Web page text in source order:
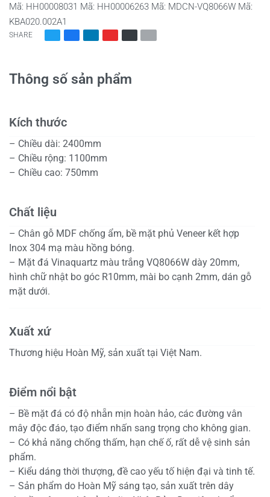
Mã: HH00008031 Mã: HH00006263 Mã: MDCN-VQ8066W Mã:
KBA020.002A1
SHARE
Thông số sản phẩm
Kích thước
– Chiều dài: 2400mm
– Chiều rộng: 1100mm
– Chiều cao: 750mm
Chất liệu
– Chân gỗ MDF chống ẩm, bề mặt phủ Veneer kết hợp
Inox 304 mạ màu hồng bóng.
– Mặt đá Vinaquartz màu trắng VQ8066W dày 20mm,
hình chữ nhật bo góc R10mm, mài bo cạnh 2mm, dán gỗ
mặt dưới.
Xuất xứ
Thương hiệu Hoàn Mỹ, sản xuất tại Việt Nam.
Điểm nổi bật
– Bề mặt đá có độ nhẵn mịn hoàn hảo, các đường vân
mây độc đáo, tạo điểm nhấn sang trọng cho không gian.
– Có khả năng chống thấm, hạn chế ố, rất dễ vệ sinh sản
phẩm.
– Kiểu dáng thời thượng, đề cao yếu tố hiện đại và tinh tế.
– Sản phẩm do Hoàn Mỹ sáng tạo, sản xuất trên dây